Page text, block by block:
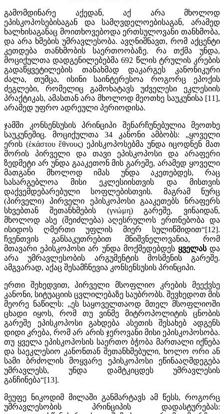
გამომდინარე აქედან, აქ არა მხოლოდ
ეპისკოპოსებისაგან და სამღვდელოებისაგან, არამედ
ხალხისაგანაც მოითხოვებოდა ერთსულოვანი თანხმობა,
და არა ხმების უმრავლესობა. ავღნიშნავთ, რომ აქცენტი
კეთდება თანხმობის საერთოობაზე. რა თქმა უნდა,
მოციქულთა დადგენილებებმა 692 წლის ტრულის კრების
გადაწყვეტილების თანახმად დაკარგეს კანონიკური
ძალა, თუმცა, ისინი საინტერესოა როგორც ეპოქის
ძეგლები, რომელიც გამოხატავს უძველესი ეკლესიის
პრაქტიკას, ამასთან არა მხოლოდ მეოთხე საუკუნისა [11],
არამედ უფრო ადრეული პერიოდისა.
ჯამში კონსენსუსის პრინციპი შენარჩუნებულია მეოთხე
საუკუნეშიც. მოციქულთა 34 კანონი ამბობს: „ყოველი
ერის (ἑκάστου ἒθνους) ეპისკოპოსებმა უნდა იცოდნენ მათ
შორის პირველი და თავი ეპისკოპოსი და არაფერი
ზედმეტი არ უნდა გააკეთონ მის გარეშე, არამედ ყოველი
მათგანი მხოლოდ იმას უნდა აკეთებდეს, რაც
სასარგებლოა მისი ეკლესიისთვის და მისთვის
დაქვემდებარებული სოფლებისთვის. მაგრამ ნურც
(პირველი) პირველი ეპისკოპოსი გააკეთებს ნრაფერს
სხვებთან შეთანხმების (γνώμη) გარეშე, ვინაიდან,
მხოლოდ ასე (შეიძლება) აღესრულოს ერთნებობა და
ისიდოს ღმერთი უფლის მიერ სულიწმიდით“[12].
ჩვენთვის განსაკუთრებით მნიშვნელოვანია, რომ
მთავარი ეპისკოპოსი არ უნდა მოქმედებდეს ყველასდა
არა უმრავლესობის არგუმენტის მოსმენის გარეშე.
ამგვარად, აქაც შესამჩნევია კონსენსუსის პრინციპი.
ერთი შეხედვით, პირველი მსოფლიო კრების მეექვსე
კანონი, სიტუაციის ცვლილებაზე საუბრობს. შევხედოთ მის
მეორე ნაწილს: „ეს საყოველთაოდ მთელ მსოფლიოში
ცხადი იყოს, რომ თუ ვინმე მიტროპოლიტის ცნობის
გარეშე ეპისკოპოსი გახდება ასეთის შესახებ ადგენს
დიდი კრება, რომ არ არის ჯეროვანი მისი ეპისკოპოსობა.
თუ ყველა ეპისკოპოსის საერთო ბჭობა მართალი იქნება
და საეკლესიო კანონთან შეთანხმებული, ხოლო ორი ან
სამი ბრძოლის მოყვარე ეპისკოპოსი ეწინააღმდეგება
უმრავლესს, უნდა დამტკიცდეს უმრავლესის
განჩინება“[13].
მეუფე ნიკოდიმ მილაში განმარტავს ამ წესს, როგორც
უმრავლესობის პრინციპის დადასტურებას: